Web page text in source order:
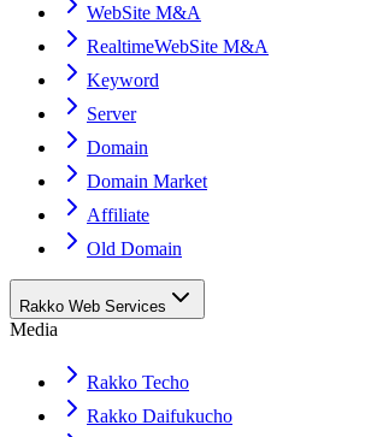
WebSite M&A
RealtimeWebSite M&A
Keyword
Server
Domain
Domain Market
Affiliate
Old Domain
Rakko Web Services
Media
Rakko Techo
Rakko Daifukucho